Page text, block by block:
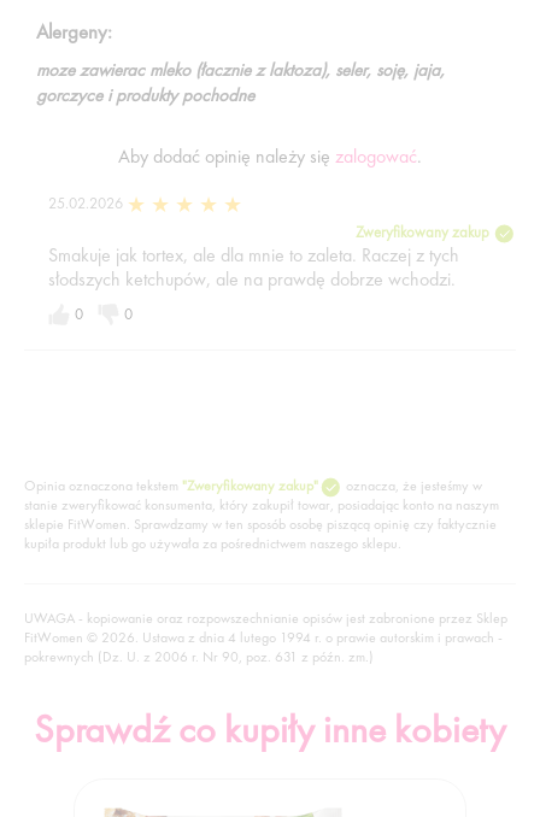
Alergeny:
moze zawierac mleko (łacznie z laktoza), seler, soję, jaja,
gorczyce i produkty pochodne
Aby dodać opinię należy się zalogować.
25.02.2026
Zweryfikowany zakup
Smakuje jak tortex, ale dla mnie to zaleta. Raczej z tych
słodszych ketchupów, ale na prawdę dobrze wchodzi.
0 0
Opinia oznaczona tekstem "Zweryfikowany zakup"
oznacza, że jesteśmy w
stanie zweryfikować konsumenta, który zakupił towar, posiadając konto na naszym
sklepie FitWomen. Sprawdzamy w ten sposób osobę piszącą opinię czy faktycznie
kupiła produkt lub go używała za pośrednictwem naszego sklepu.
UWAGA - kopiowanie oraz rozpowszechnianie opisów jest zabronione przez Sklep
FitWomen © 2026. Ustawa z dnia 4 lutego 1994 r. o prawie autorskim i prawach -
pokrewnych (Dz. U. z 2006 r. Nr 90, poz. 631 z późn. zm.)
Sprawdź co kupiły inne kobiety